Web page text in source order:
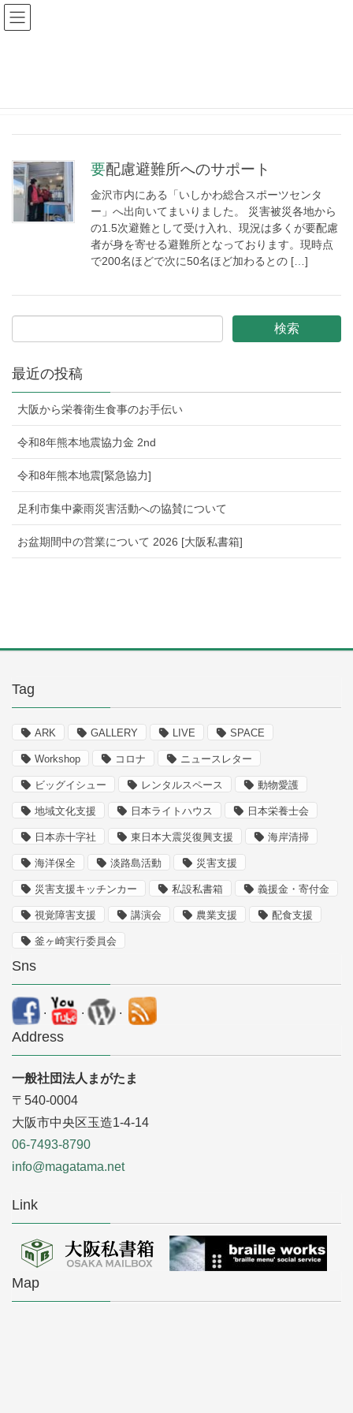
要配慮避難所へのサポート
金沢市内にある「いしかわ総合スポーツセンタ
ー」へ出向いてまいりました。 災害被災各地から
の1.5次避難として受け入れ、現況は多くが要配慮
者が身を寄せる避難所となっております。現時点
で200名ほどで次に50名ほど加わるとの […]
最近の投稿
大阪から栄養衛生食事のお手伝い
令和8年熊本地震協力金 2nd
令和8年熊本地震[緊急協力]
足利市集中豪雨災害活動への協賛について
お盆期間中の営業について 2026 [大阪私書箱]
Tag
ARK GALLERY LIVE SPACE
Workshop コロナ ニュースレター
ビッグイシュー レンタルスペース 動物愛護
地域文化支援 日本ライトハウス 日本栄養士会
日本赤十字社 東日本大震災復興支援 海岸清掃
海洋保全 淡路島活動 災害支援
災害支援キッチンカー 私設私書箱 義援金・寄付金
視覚障害支援 講演会 農業支援 配食支援
釜ヶ崎実行委員会
Sns
. . .
Address
一般社団法人まがたま
〒540-0004
大阪市中央区玉造1-4-14
06-7493-8790
info@magatama.net
Link
Map